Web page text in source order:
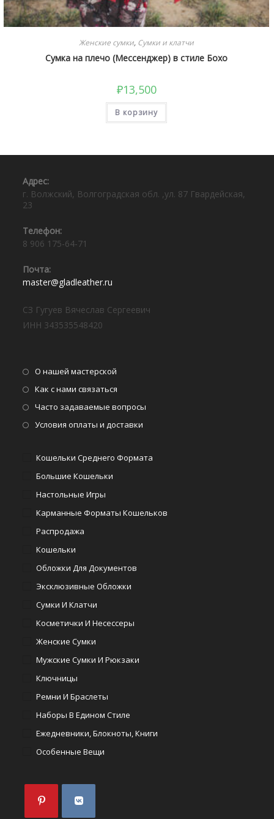
Женские сумки, Сумки и клатчи
Сумка на плечо (Мессенджер) в стиле Бохо
₽13,500
В корзину
Адрес:⠀
г. Волжский, Волгоградская обл. ,ул. 87 Гвардейская,
23
Телефон:⠀
8 906 175-64-71
Почта:⠀
master@gladleather.ru
СЗ Гугуев Вячеслав Сергеевич
ИНН 343535548420
О нашей мастерской
Как с нами связаться
Часто задаваемые вопросы
Условия оплаты и доставки
Кошельки Среднего Формата
Большие Кошельки
Настольные Игры
Карманные Форматы Кошельков
Распродажа
Кошельки
Обложки Для Документов
Эксклюзивные Обложки
Сумки И Клатчи
Косметички И Несессеры
Женские Сумки
Мужские Сумки И Рюкзаки
Ключницы
Ремни И Браслеты
Наборы В Едином Стиле
Ежедневники, Блокноты, Книги
Особенные Вещи